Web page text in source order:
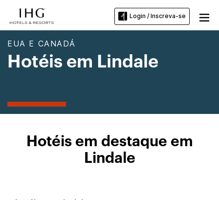
Login / Inscreva-se
EUA E CANADÁ
Hotéis em Lindale
Hotéis em destaque em
Lindale